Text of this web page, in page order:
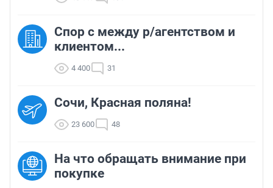
Спор с между р/агентством и
клиентом...
4 400 31
Сочи, Красная поляна!
23 600 48
На что обращать внимание при
покупке